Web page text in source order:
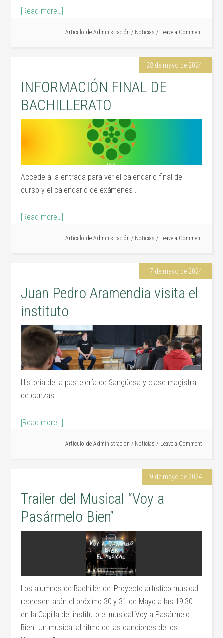
[Read more…]
Artículo de Administración / Noticias Leave a Comment
28 de mayo de 2024
INFORMACIÓN FINAL DE
BACHILLERATO
Accede a la entrada para ver el calendario final de
curso y el calendario de exámenes .
[Read more…]
Artículo de Administración / Noticias Leave a Comment
17 de mayo de 2024
Juan Pedro Aramendia visita el
instituto
Historia de la pastelería de Sangüesa y clase magistral
de danzas
[Read more…]
Artículo de Administración / Noticias Leave a Comment
9 de mayo de 2024
Trailer del Musical “Voy a
Pasármelo Bien”
Los alumnos de Bachiller del Proyecto artístico musical
representarán el próximo 30 y 31 de Mayo a las 19:30
en la Capilla del instituto el musical Voy a Pasármelo
Bien. Un musical al ritmo de las canciones de los